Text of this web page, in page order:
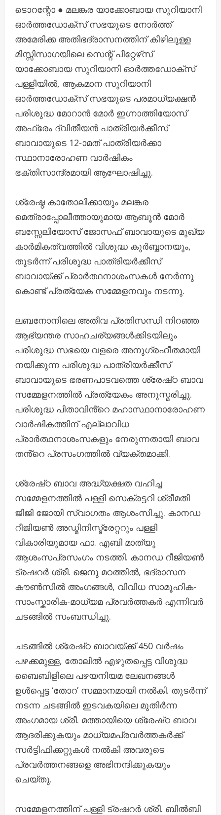
ടൊറന്റോ ● മലങ്കര യാക്കോബായ സുറിയാനി
ഓർത്തഡോക്സ് സഭയുടെ നോർത്ത്
അമേരിക്ക അതിഭദ്രാസനത്തിന് കീഴിലുള്ള
മിസ്സിസാഗയിലെ സെന്റ് പീറ്റേഴ്‌സ്
യാക്കോബായ സുറിയാനി ഓർത്തഡോക്സ്
പള്ളിയിൽ, ആകമാന സുറിയാനി
ഓർത്തഡോക്സ് സഭയുടെ പരമാധ്യക്ഷൻ
പരിശുദ്ധ മോറാൻ മോർ ഇഗ്നാത്തിയോസ്
അഫ്രേം ദ്വിതീയൻ പാത്രിയർക്കീസ്
ബാവായുടെ 12-ാമത് പാത്രിയർക്കാ
സ്ഥാനാരോഹണ വാർഷികം
ഭക്തിസാന്ദ്രമായി ആഘോഷിച്ചു.
ശ്രേഷ്ഠ കാതോലിക്കായും മലങ്കര
മെത്രാപ്പോലീത്തായുമായ ആബൂൻ മോർ
ബസ്സേലിയോസ് ജോസഫ് ബാവായുടെ മുഖ്യ
കാർമികത്വത്തിൽ വിശുദ്ധ കുർബ്ബാനയും,
തുടർന്ന് പരിശുദ്ധ പാത്രിയർക്കീസ്
ബാവായ്ക്ക് പ്രാർത്ഥനാശംസകൾ നേർന്നു
കൊണ്ട് പ്രത്യേക സമ്മേളനവും നടന്നു.
ലബനോനിലെ അതീവ പ്രതിസന്ധി നിറഞ്ഞ
ആഭ്യന്തര സാഹചര്യങ്ങൾക്കിടയിലും
പരിശുദ്ധ സഭയെ വളരെ അനുഗ്രഹീതമായി
നയിക്കുന്ന പരിശുദ്ധ പാത്രിയർക്കീസ്
ബാവായുടെ ഭരണപാടവത്തെ ശ്രേഷ്‌ഠ ബാവ
സമ്മേളനത്തിൽ പ്രത്യേകം അനുസ്മരിച്ചു.
പരിശുദ്ധ പിതാവിൻ്റെ മഹാസ്ഥാനാരോഹണ
വാർഷികത്തിന് എല്ലാവിധ
പ്രാർത്ഥനാശംസകളും നേരുന്നതായി ബാവ
തൻ്റെ പ്രസംഗത്തിൽ വ്യക്തമാക്കി.
ശ്രേഷ്‌ഠ ബാവ അദ്ധ്യക്ഷത വഹിച്ച
സമ്മേളനത്തിൽ പള്ളി സെക്രട്ടറി ശ്രീമതി
ജിജി ജോയി സ്വാഗതം ആശംസിച്ചു. കാനഡ
റീജിയൺ അഡ്മിനിസ്ട്രേറ്ററും പള്ളി
വികാരിയുമായ ഫാ. എബി മാത്യു
ആശംസപ്രസംഗം നടത്തി. കാനഡ റീജിയൺ
ട്രഷറർ ശ്രീ. ജെനു മഠത്തിൽ, ഭദ്രാസന
കൗൺസിൽ അംഗങ്ങൾ, വിവിധ സാമൂഹിക-
സാംസ്കാരിക-മാധ്യമ പ്രവർത്തകർ എന്നിവർ
ചടങ്ങിൽ സംബന്ധിച്ചു.
ചടങ്ങിൽ ശ്രേഷ്‌ഠ ബാവയ്ക്ക് 450 വർഷം
പഴക്കമുള്ള, തോലിൽ എഴുതപ്പെട്ട വിശുദ്ധ
ബൈബിളിലെ പഴയനിയമ ലേഖനങ്ങൾ
ഉൾപ്പെട്ട ‘തോറ’ സമ്മാനമായി നൽകി. തുടർന്ന്
നടന്ന ചടങ്ങിൽ ഇടവകയിലെ മുതിർന്ന
അംഗമായ ശ്രീ. മത്തായിയെ ശ്രേഷ്‌ഠ ബാവ
ആദരിക്കുകയും മാധ്യമപ്രവർത്തകർക്ക്
സർട്ടിഫിക്കറ്റുകൾ നൽകി അവരുടെ
പ്രവർത്തനങ്ങളെ അഭിനന്ദിക്കുകയും
ചെയ്തു.
സമ്മേളനത്തിന് പള്ളി ട്രഷറർ ശ്രീ. ബിൽബി